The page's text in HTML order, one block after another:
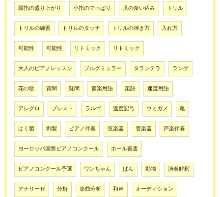
親指の盛り上がり 小指のでっぱり 爪の食い込み トリル
トリルの練習 トリルのタッチ トリルの弾き方 入れ方
可能性 可能性 リトミック リトミック
大人のピアノレッスン ブルグミュラー タランテラ ランゲ
花の歌 質問 疑問 音楽用語 楽語 速度用語
アレグロ プレスト ラルゴ 速度記号 ウミガメ 亀
はく製 剥製 ピアノ伴奏 弦楽器 管楽器 声楽伴奏
ヨーロッパ国際ピアノコンクール ホール審査
ピアノコンクール予選 ワンちゃん ぱん 動物 演奏解釈
アナリーゼ 分析 楽曲分析 和声 オーディション